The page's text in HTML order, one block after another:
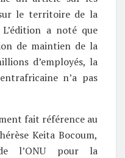
le territoire de la
a noté que
de maintien de la
d’employés, la
n’a pas
fait référence au
Keita Bocoum,
l’ONU pour la